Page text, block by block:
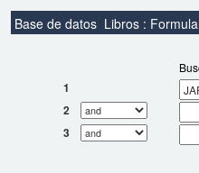
Base de datos Libros :
1
2
3